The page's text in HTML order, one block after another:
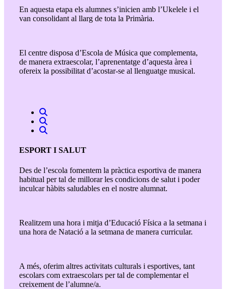
En aquesta etapa els alumnes s’inicien amb l’Ukelele i el
van consolidant al llarg de tota la Primària.
El centre disposa d’Escola de Música que complementa,
de manera extraescolar, l’aprenentatge d’aquesta àrea i
ofereix la possibilitat d’acostar-se al llenguatge musical.
ESPORT I SALUT
Des de l’escola fomentem la pràctica esportiva de manera
habitual per tal de millorar les condicions de salut i poder
inculcar hàbits saludables en el nostre alumnat.
Realitzem una hora i mitja d’Educació Física a la setmana i
una hora de Natació a la setmana de manera curricular.
A més, oferim altres activitats culturals i esportives, tant
escolars com extraescolars per tal de complementar el
creixement de l’alumne/a.